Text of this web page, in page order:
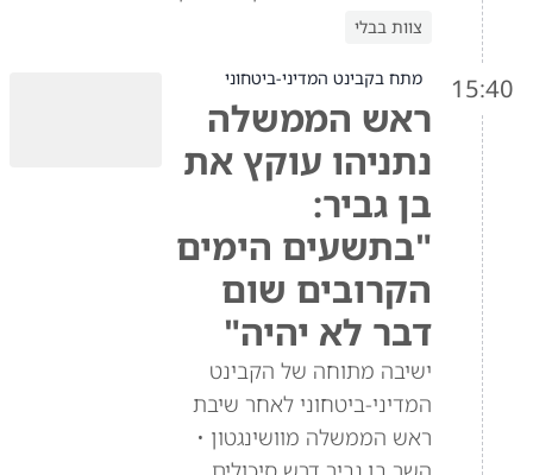
צוות בבלי
15:40 מתח בקבינט המדיני-ביטחוני
ראש הממשלה
נתניהו עוקץ את
בן גביר:
"בתשעים הימים
הקרובים שום
דבר לא יהיה"
ישיבה מתוחה של הקבינט
המדיני-ביטחוני לאחר שיבת
ראש הממשלה מוושינגטון •